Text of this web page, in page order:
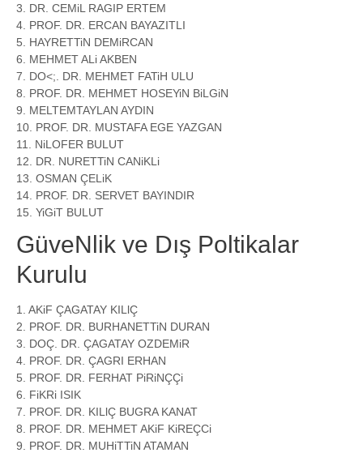
3. DR. CEMiL RAGIP ERTEM
4. PROF. DR. ERCAN BAYAZITLI
5. HAYRETTiN DEMiRCAN
6. MEHMET ALi AKBEN
7. DO<;. DR. MEHMET FATiH ULU
8. PROF. DR. MEHMET HOSEYiN BiLGiN
9. MELTEMTAYLAN AYDIN
10. PROF. DR. MUSTAFA EGE YAZGAN
11. NiLOFER BULUT
12. DR. NURETTiN CANiKLi
13. OSMAN ÇELiK
14. PROF. DR. SERVET BAYINDIR
15. YiGiT BULUT
GüveNlik ve Dış Poltikalar
Kurulu
1. AKiF ÇAGATAY KILlÇ
2. PROF. DR. BURHANETTiN DURAN
3. DOÇ. DR. ÇAGATAY OZDEMiR
4. PROF. DR. ÇAGRI ERHAN
5. PROF. DR. FERHAT PiRiNÇÇi
6. FiKRi ISIK
7. PROF. DR. KILlÇ BUGRA KANAT
8. PROF. DR. MEHMET AKiF KiREÇCi
9. PROF. DR. MUHiTTiN ATAMAN